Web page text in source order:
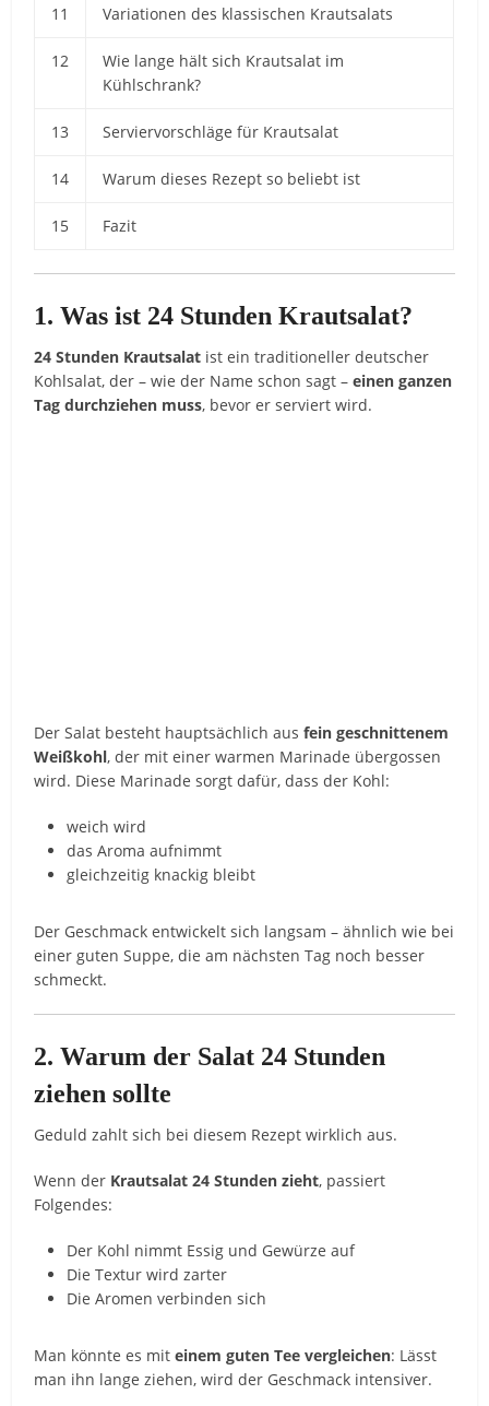
11 Variationendes klassischen Krautsalats
12 Wie lange hältsich Krautsalat im
Kühlschrank?
13 Serviervorschlägefür Krautsalat
14 Warumdieses Rezeptso beliebt ist
15 Fazit
1.Wasist 24 StundenKrautsalat?
24Stunden Krautsalat isteintraditionellerdeutscher
Kohlsalat,der –wieder Nameschonsagt –einenganzen
Tagdurchziehen muss, bevorerserviertwird.
DerSalat besteht hauptsächlichausfeingeschnittenem
Weißkohl,der miteinerwarmen Marinade übergossen
wird. Diese Marinadesorgtdafür,dassder Kohl:
weichwird
dasAromaaufnimmt
gleichzeitig knackig bleibt
Der Geschmackentwickeltsich langsam –ähnlichwie bei
einergutenSuppe,dieam nächstenTag noch besser
schmeckt.
2.Warum der Salat 24 Stunden
ziehensollte
Geduldzahltsich beidiesem Rezeptwirklichaus.
Wennder Krautsalat24Stundenzieht, passiert
Folgendes:
Der Kohl nimmt Essig und Gewürzeauf
DieTexturwirdzarter
DieAromenverbindensich
Man könntees miteinemgutenTeevergleichen: Lässt
man ihn langeziehen,wirdder Geschmack intensiver.